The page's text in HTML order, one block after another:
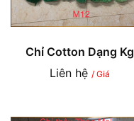
Chỉ Cotton Dạng Kg
Liên hệ / Giá